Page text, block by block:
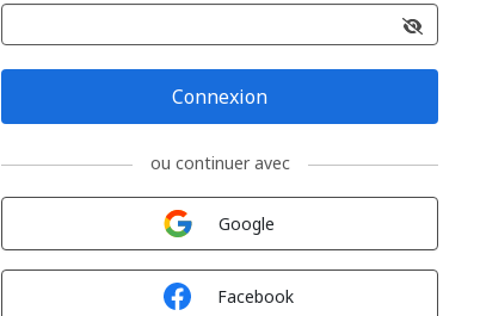
Connexion
ou continuer avec
Google
Facebook